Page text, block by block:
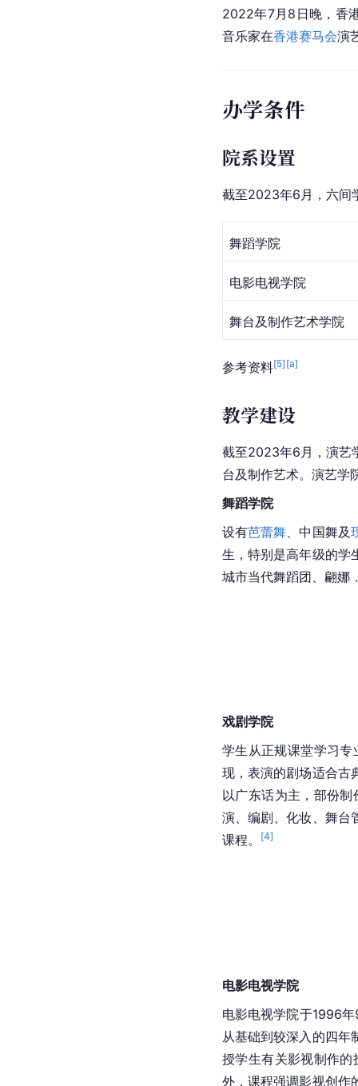
2022年7月8日晚，香
音乐家在香港赛马会演
办学条件
院系设置
截至2023年6月，六间
舞蹈学院
电影电视学院
舞台及制作艺术学院
参考资料[5] [a]
教学建设
截至2023年6月，演艺
台及制作艺术。演艺学
舞蹈学院
设有芭蕾舞 、中国舞及
生，特别是高年级的学
城市当代舞蹈团、翩娜
戏剧学院
学生从正规课堂学习
现，表演的剧场适合古
以广东话为主，部份制
演、编剧、化妆、舞台
课程。
[4]
电影电视学院
电影电视学院于1996
从基础到较深入的四年
授学生有关影视制作
外，课程强调影视创作